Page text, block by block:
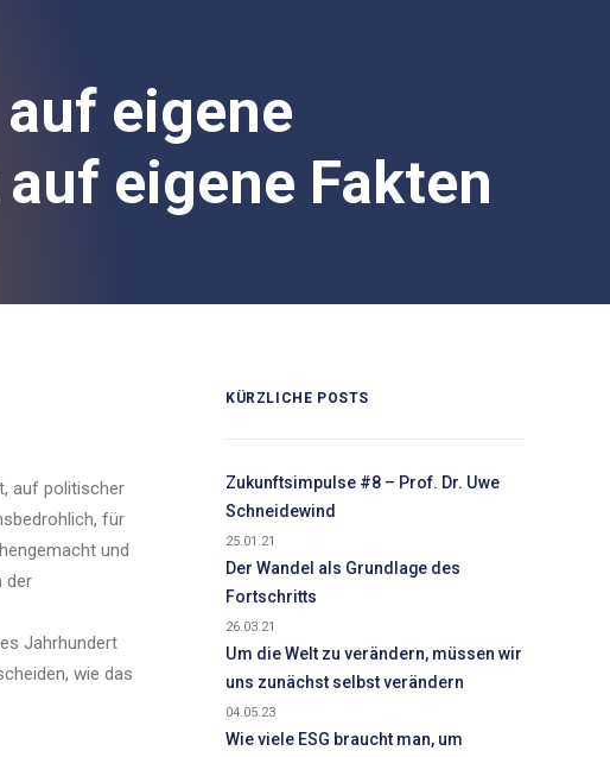
eigene
eigene Fakten
auf politischer
für
und
der
Jahrhundert
wie das
KÜRZLICHE POSTS
Zukunftsimpulse #8 – Prof. Dr. Uwe
Schneidewind
25.01.21
Der Wandel als Grundlage des
Fortschritts
26.03.21
Um die Welt zu verändern, müssen wir
uns zunächst selbst verändern
04.05.23
Wie viele ESG braucht man, um